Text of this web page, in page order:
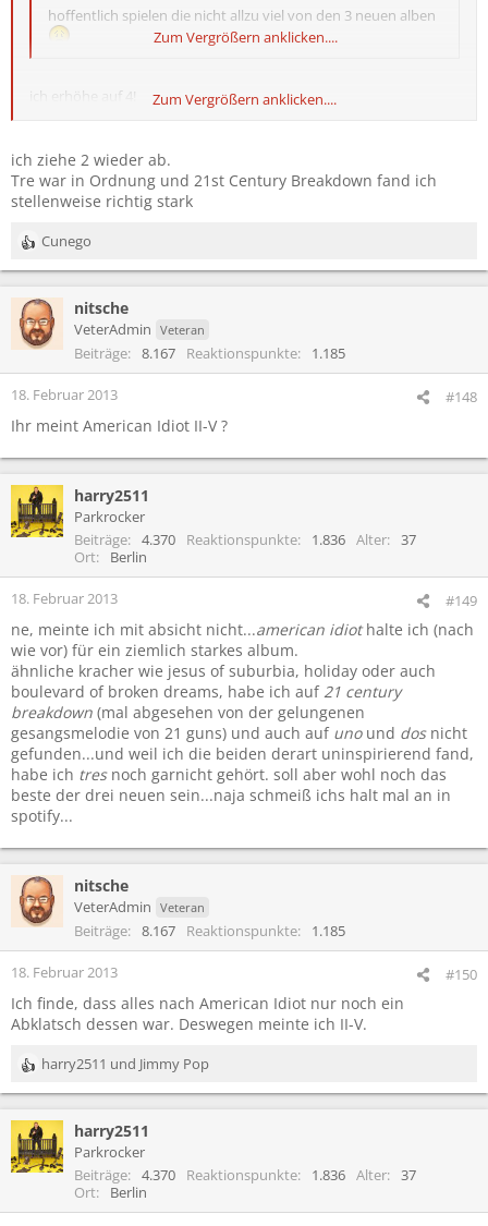
hoffentlich spielen die nicht allzu viel von den 3 neuen alben
Zum Vergrößern anklicken....
ich erhöhe auf 4!
Zum Vergrößern anklicken....
ich ziehe 2 wieder ab.
Tre war in Ordnung und 21st Century Breakdown fand ich
stellenweise richtig stark
R
e
k
t
i
n
e
n
Cunego
nitsche
VeterAdmin Veteran
Beiträge 8.167 Reaktionspunkte 1.185
18. Februar 2013 #148
Ihr meint American Idiot II-V ?
harry2511
Parkrocker
Beiträge
4.370 Reaktionspunkte 1.836 Alter
37
Ort
Berlin
18. Februar 2013 #149
ne, meinte ich mit absicht nicht...american idiothalte ich (nach
wie vor) für ein ziemlich starkes album.
ähnliche kracher wie jesus of suburbia, holiday oder auch
boulevard of broken dreams, habe ich auf21 century
breakdown (mal abgesehen von der gelungenen
gesangsmelodie von 21 guns) und auch auf uno und dos nicht
gefunden...und weil ich die beiden derart uninspirierend fand,
habe ich tres noch garnicht gehört. soll aber wohl noch das
beste der drei neuen sein...naja schmeiß ichs halt mal an in
spotify...
nitsche
VeterAdmin Veteran
Beiträge 8.167 Reaktionspunkte 1.185
18. Februar 2013 #150
Ich finde, dass alles nach American Idiot nur noch ein
Abklatsch dessen war. Deswegen meinte ich II-V.
R
e
k
t
i
n
harry2511 und Jimmy Pop
harry2511
Parkrocker
Beiträge
4.370 Reaktionspunkte 1.836 Alter
37
Ort
Berlin